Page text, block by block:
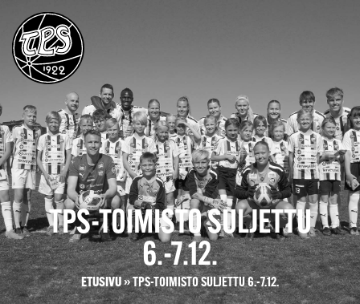
TPS-TOIMISTO SULJETTU
6.-7.12.
ETUSIVU»TPS-TOIMISTO SULJETTU 6.-7.12.